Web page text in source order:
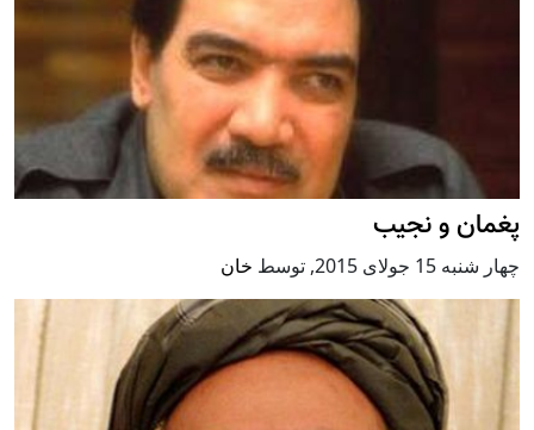
پغمان و نجیب
چهار شنبه 15 جولای 2015 , توسط خان